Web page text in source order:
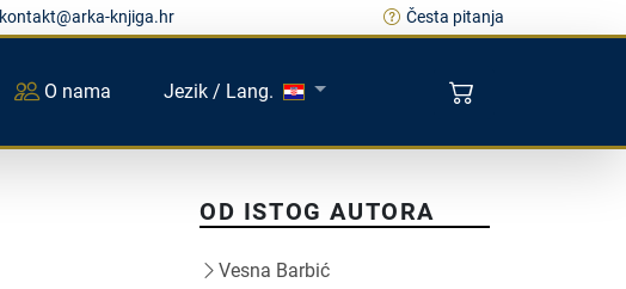
kontakt@arka-knjiga.hr Česta pitanja
O nama Jezik / Lang.
OD ISTOG AUTORA
Vesna Barbić